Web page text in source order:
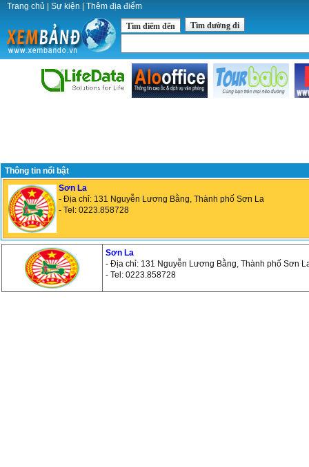
Trang chủ Sự kiện Thêm địa điểm
Tìm điểm đến Tìm đường đi
Thông tin nổi bật
Sơn La
- Địa chỉ: 131 Nguyễn Lương Bằng, Thành phố Sơn La
- Tel: 0223.858728
Sơn La
- Địa chỉ: 131 Nguyễn Lương Bằng, Thành phố Sơn
- Tel: 0223.858728